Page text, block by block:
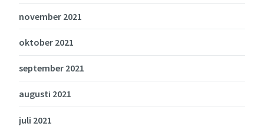
november 2021
oktober 2021
september 2021
augusti 2021
juli 2021